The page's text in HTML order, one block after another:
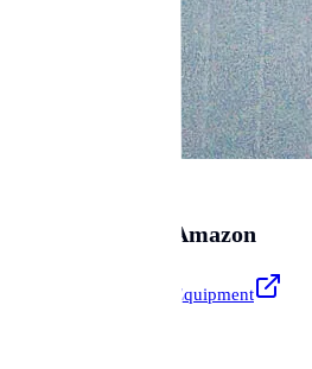
auf Amazon
Profi-Werkzeug & Equipment